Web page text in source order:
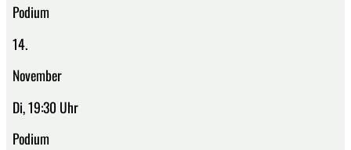
Podium
14.
November
Di, 19:30 Uhr
Podium